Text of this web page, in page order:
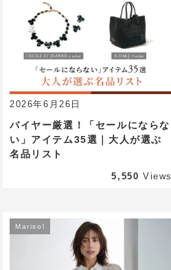
2026年6月26日
バイヤー厳選！「セールにならな
い」アイテム35選｜大人が選ぶ
名品リスト
5,550 Views
Marisol